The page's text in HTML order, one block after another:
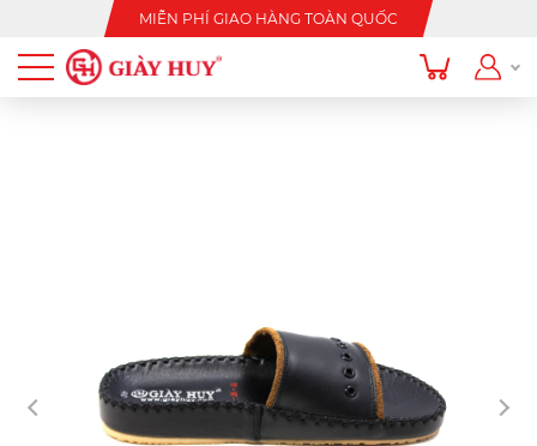
MIỄN PHÍ GIAO HÀNG TOÀN QUỐC